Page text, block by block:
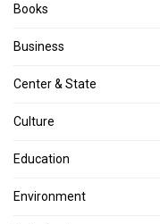
Books
Business
Center & State
Culture
Education
Environment